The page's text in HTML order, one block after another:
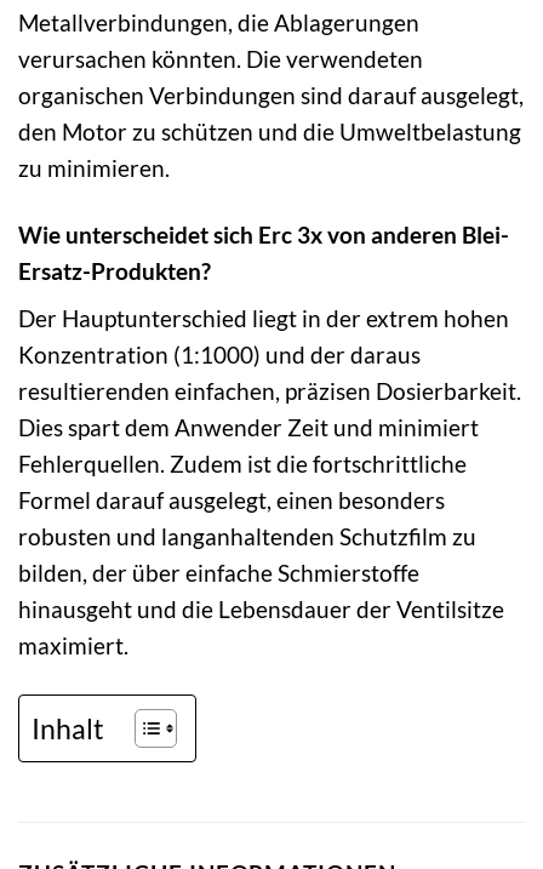
Metallverbindungen, die Ablagerungen
verursachen könnten. Die verwendeten
organischen Verbindungen sind darauf ausgelegt,
den Motor zu schützen und die Umweltbelastung
zu minimieren.
Wie unterscheidet sich Erc 3x von anderen Blei-
Ersatz-Produkten?
Der Hauptunterschied liegt in der extrem hohen
Konzentration (1:1000) und der daraus
resultierenden einfachen, präzisen Dosierbarkeit.
Dies spart dem Anwender Zeit und minimiert
Fehlerquellen. Zudem ist die fortschrittliche
Formel darauf ausgelegt, einen besonders
robusten und langanhaltenden Schutzfilm zu
bilden, der über einfache Schmierstoffe
hinausgeht und die Lebensdauer der Ventilsitze
maximiert.
Inhalt